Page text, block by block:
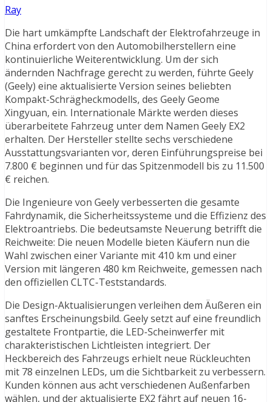
Ray
Die hart umkämpfte Landschaft der Elektrofahrzeuge in
China erfordert von den Automobilherstellern eine
kontinuierliche Weiterentwicklung. Um der sich
ändernden Nachfrage gerecht zu werden, führte Geely
(Geely) eine aktualisierte Version seines beliebten
Kompakt-Schrägheckmodells, des Geely Geome
Xingyuan, ein. Internationale Märkte werden dieses
überarbeitete Fahrzeug unter dem Namen Geely EX2
erhalten. Der Hersteller stellte sechs verschiedene
Ausstattungsvarianten vor, deren Einführungspreise bei
7.800 € beginnen und für das Spitzenmodell bis zu 11.500
€ reichen.
Die Ingenieure von Geely verbesserten die gesamte
Fahrdynamik, die Sicherheitssysteme und die Effizienz des
Elektroantriebs. Die bedeutsamste Neuerung betrifft die
Reichweite: Die neuen Modelle bieten Käufern nun die
Wahl zwischen einer Variante mit 410 km und einer
Version mit längeren 480 km Reichweite, gemessen nach
den offiziellen CLTC-Teststandards.
Die Design-Aktualisierungen verleihen dem Äußeren ein
sanftes Erscheinungsbild. Geely setzt auf eine freundlich
gestaltete Frontpartie, die LED-Scheinwerfer mit
charakteristischen Lichtleisten integriert. Der
Heckbereich des Fahrzeugs erhielt neue Rückleuchten
mit 78 einzelnen LEDs, um die Sichtbarkeit zu verbessern.
Kunden können aus acht verschiedenen Außenfarben
wählen, und der aktualisierte EX2 fährt auf neuen 16-